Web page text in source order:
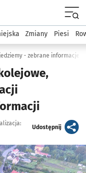
Komunikacja
Zmiany Piesi
- zebrane informacje
Udostępnijartykuł